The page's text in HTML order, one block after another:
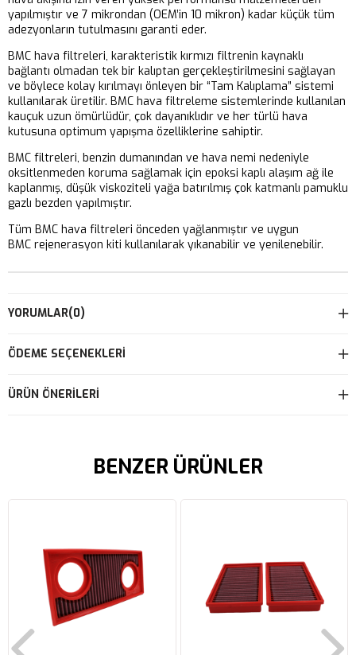
yapılmıştır ve 7 mikrondan (OEM’in 10 mikron) kadar küçük tüm
adezyonların tutulmasını garanti eder.
BMC hava filtreleri, karakteristik kırmızı filtrenin kaynaklı
bağlantı olmadan tek bir kalıptan gerçekleştirilmesini sağlayan
ve böylece kolay kırılmayı önleyen bir “Tam Kalıplama” sistemi
kullanılarak üretilir. BMC hava filtreleme sistemlerinde kullanılan
kauçuk uzun ömürlüdür, çok dayanıklıdır ve her türlü hava
kutusuna optimum yapışma özelliklerine sahiptir.
BMC filtreleri, benzin dumanından ve hava nemi nedeniyle
oksitlenmeden koruma sağlamak için epoksi kaplı alaşım ağ ile
kaplanmış, düşük viskoziteli yağa batırılmış çok katmanlı pamuklu
gazlı bezden yapılmıştır.
Tüm BMC hava filtreleri önceden yağlanmıştır ve uygun
BMC rejenerasyon kiti kullanılarak yıkanabilir ve yenilenebilir.
YORUMLAR(0)
ÖDEME SEÇENEKLERI
ÜRÜN ÖNERILERI
BENZER ÜRÜNLER